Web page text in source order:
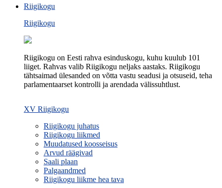
Riigikogu
Riigikogu
Riigikogu on Eesti rahva esinduskogu, kuhu kuulub 101
liiget. Rahvas valib Riigikogu neljaks aastaks. Riigikogu
tähtsaimad ülesanded on võtta vastu seadusi ja otsuseid, teha
parlamentaarset kontrolli ja arendada välissuhtlust.
XV Riigikogu
Riigikogu juhatus
Riigikogu liikmed
Muudatused koosseisus
Arvud räägivad
Saali plaan
Palgaandmed
Riigikogu liikme hea tava